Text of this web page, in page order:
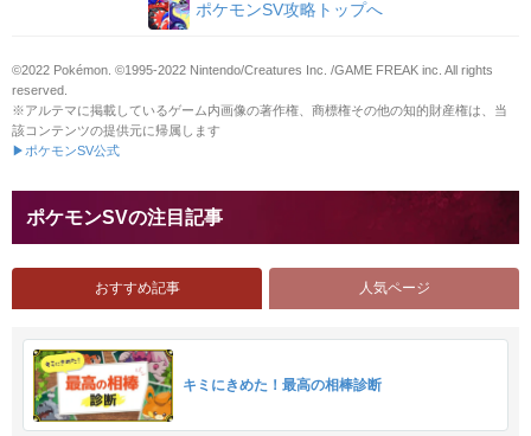
ポケモンSV攻略トップへ
©2022 Pokémon. ©1995-2022 Nintendo/Creatures Inc. /GAME FREAK inc. All rights
reserved.
※アルテマに掲載しているゲーム内画像の著作権、商標権その他の知的財産権は、当
該コンテンツの提供元に帰属します
▶ポケモンSV公式
ポケモンSVの注目記事
おすすめ記事 人気ページ
キミにきめた！最高の相棒診断